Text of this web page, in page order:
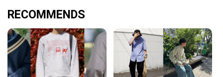
RECOMMENDS